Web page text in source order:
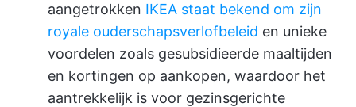
aangetrokken IKEA staat bekend om zijn
royale ouderschapsverlofbeleid en unieke
voordelen zoals gesubsidieerde maaltijden
en kortingen op aankopen, waardoor het
aantrekkelijk is voor gezinsgerichte